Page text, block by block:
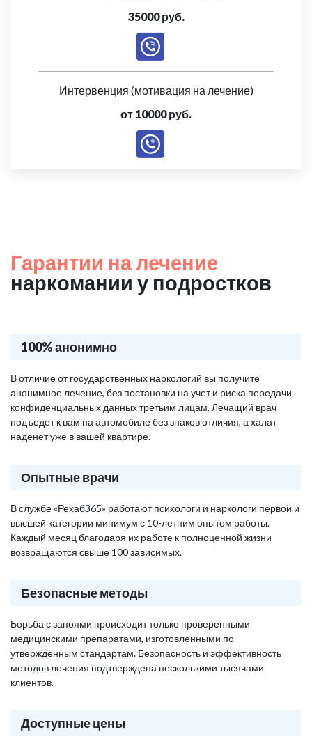
35000 руб.
Интервенция (мотивация на лечение)
от 10000 руб.
Гарантии на лечение
наркомании у подростков
100% анонимно
В отличие от государственных наркологий вы получите
анонимное лечение, без постановки на учет и риска передачи
конфиденциальных данных третьим лицам. Лечащий врач
подъедет к вам на автомобиле без знаков отличия, а халат
наденет уже в вашей квартире.
Опытные врачи
В службе «Рехаб365» работают психологи и наркологи первой и
высшей категории минимум с 10-летним опытом работы.
Каждый месяц благодаря их работе к полноценной жизни
возвращаются свыше 100 зависимых.
Безопасные методы
Борьба с запоями происходит только проверенными
медицинскими препаратами, изготовленными по
утвержденным стандартам. Безопасность и эффективность
методов лечения подтверждена несколькими тысячами
клиентов.
Доступные цены